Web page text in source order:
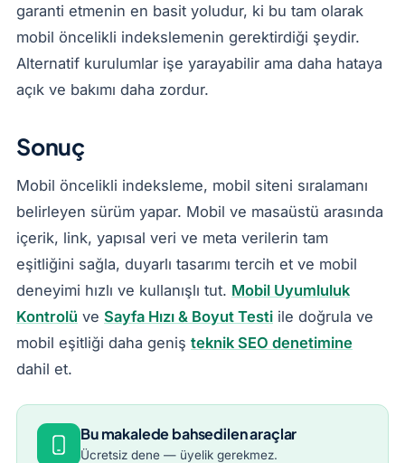
garanti etmenin en basit yoludur, ki bu tam olarak
mobil öncelikli indekslemenin gerektirdiği şeydir.
Alternatif kurulumlar işe yarayabilir ama daha hataya
açık ve bakımı daha zordur.
Sonuç
Mobil öncelikli indeksleme, mobil siteni sıralamanı
belirleyen sürüm yapar. Mobil ve masaüstü arasında
içerik, link, yapısal veri ve meta verilerin tam
eşitliğini sağla, duyarlı tasarımı tercih et ve mobil
deneyimi hızlı ve kullanışlı tut. Mobil Uyumluluk
Kontrolü ve Sayfa Hızı & Boyut Testi ile doğrula ve
mobil eşitliği daha geniş teknik SEO denetimine
dahil et.
Bu makalede bahsedilen araçlar
Ücretsiz dene — üyelik gerekmez.